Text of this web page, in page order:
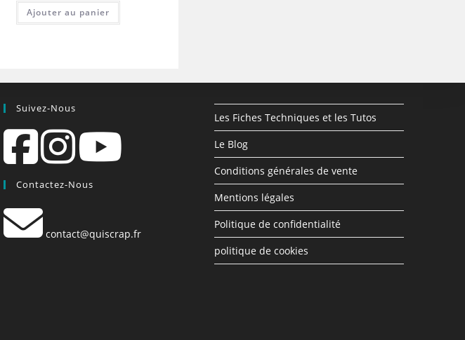
Ajouter au panier
Suivez-Nous
Contactez-Nous
contact@quiscrap.fr
Les Fiches Techniques et les Tutos
Le Blog
Conditions générales de vente
Mentions légales
Politique de confidentialité
politique de cookies